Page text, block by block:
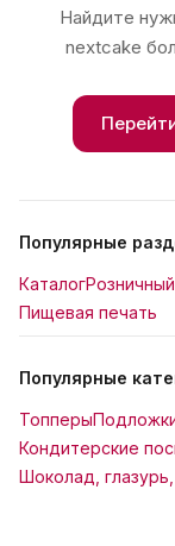
Найдите
nextcake
Популярные
Каталог
Пищевая печать
Популярные
Топперы
Кондитерские
Шоколад, глазурь,